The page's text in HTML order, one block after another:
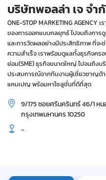
บริษัทพอลล่า เจ จำ
ONE-STOP MARKETING AGENCY
ของการออกแบบกลยุทธ์ ไปจนถึงการ
และการวัดผลอย่างมีประสิทธิภาพ ที่จะ
ความสำเร็จ เราพร้อมดูแลทั้งธุรกิจค
ย่อม(SME) ธุรกิจขนาดใหญ่ ไปจนถึงบ
ประสบการณ์จากทีมงานผู้เชี่ยวชาญด้
แคมเปญ พร้อมหาโซลูชั่นที่ดีที่สุด
9/175 ซอยศรีนครินทร์ 46/1 หน
กรุงเทพมหานคร 10250
-